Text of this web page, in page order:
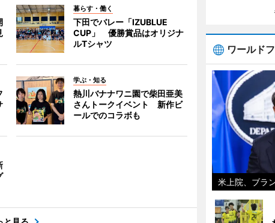
暮らす・働く
下田でバレー「IZUBLUE
CUP」 優勝賞品はオリジナ
ルTシャツ
学ぶ・知る
熱川バナナワニ園で柴田亜美
さんトークイベント 新作ビ
ールでのコラボも
ワールド
米上院、ブラ